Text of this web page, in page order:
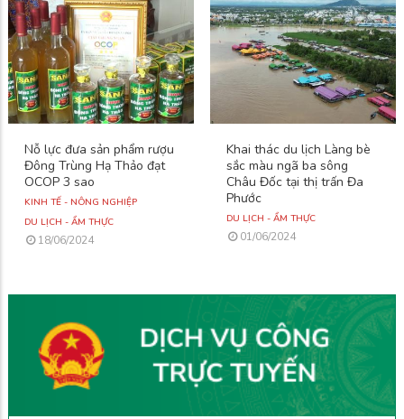
Nỗ lực đưa sản phẩm rượu
Đông Trùng Hạ Thảo đạt
OCOP 3 sao
KINH TẾ - NÔNG NGHIỆP
DU LỊCH - ẨM THỰC
18/06/2024
Khai thác du lịch Làng bè
sắc màu ngã ba sông
Châu Đốc tại thị trấn Đa
Phước
DU LỊCH - ẨM THỰC
01/06/2024